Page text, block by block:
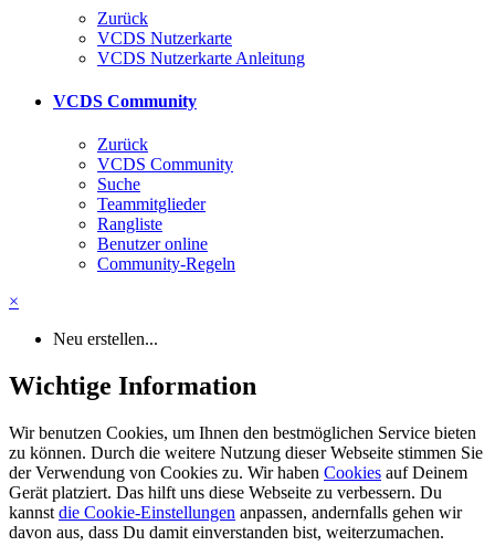
Zurück
VCDS Nutzerkarte
VCDS Nutzerkarte Anleitung
VCDS Community
Zurück
VCDS Community
Suche
Teammitglieder
Rangliste
Benutzer online
Community-Regeln
×
Neu erstellen...
Wichtige Information
Wir benutzen Cookies, um Ihnen den bestmöglichen Service bieten
zu können. Durch die weitere Nutzung dieser Webseite stimmen Sie
der Verwendung von Cookies zu. Wir haben Cookies auf Deinem
Gerät platziert. Das hilft uns diese Webseite zu verbessern. Du
kannst die Cookie-Einstellungen anpassen, andernfalls gehen wir
davon aus, dass Du damit einverstanden bist, weiterzumachen.